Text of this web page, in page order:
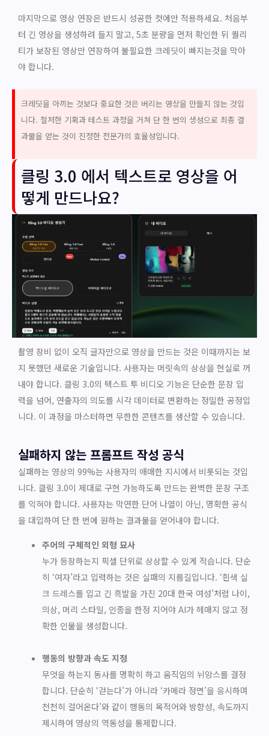
마지막으로 영상 연장은 반드시 성공한 컷에만 적용하세요. 처음부
터 긴 영상을 생성하려 들지 말고, 5초 분량을 먼저 확인한 뒤 퀄리
티가 보장된 영상만 연장하여 불필요한 크레딧이 빠지는것을 막아
야 합니다.
크레딧을 아끼는 것보다 중요한 것은 버리는 영상을 만들지 않는 것입
니다. 철저한 기획과 테스트 과정을 거쳐 단 한 번의 생성으로 최종 결
과물을 얻는 것이 진정한 전문가의 효율성입니다.
클링 3.0 에서 텍스트로 영상을 어
떻게 만드나요?
촬영 장비 없이 오직 글자만으로 영상을 만드는 것은 이때까지는 보
지 못했던 새로운 기술입니다. 사용자는 머릿속의 상상을 현실로 꺼
내야 합니다. 클링 3.0의 텍스트 투 비디오 기능은 단순한 문장 입
력을 넘어, 연출자의 의도를 시각 데이터로 변환하는 정밀한 공정입
니다. 이 과정을 마스터하면 무한한 콘텐츠를 생산할 수 있습니다.
실패하지 않는 프롬프트 작성 공식
실패하는 영상의 99%는 사용자의 애매한 지시에서 비롯되는 것입
니다. 클링 3.0이 제대로 구현 가능하도록 만드는 완벽한 문장 구조
를 익혀야 합니다. 사용자는 막연한 단어 나열이 아닌, 명확한 공식
을 대입하여 단 한 번에 원하는 결과물을 얻어내야 합니다.
주어의 구체적인 외형 묘사
누가 등장하는지 픽셀 단위로 상상할 수 있게 적습니다. 단순
히 ‘여자’라고 입력하는 것은 실패의 지름길입니다. ‘흰색 실
크 드레스를 입고 긴 흑발을 가진 20대 한국 여성’처럼 나이,
의상, 머리 스타일, 인종을 한정 지어야 AI가 헤매지 않고 정
확한 인물을 생성합니다.
행동의 방향과 속도 지정
무엇을 하는지 동사를 명확히 하고 움직임의 뉘앙스를 결정
합니다. 단순히 ‘걷는다’가 아니라 ‘카메라 정면’을 응시하며
천천히 걸어온다’와 같이 행동의 목적어와 방향성, 속도까지
제시하여 영상의 역동성을 통제합니다.